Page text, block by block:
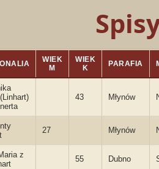
WIEK
M
WIEK
K
PARAFIA
43 Młynów
27 Młynów
z
55 Dubno